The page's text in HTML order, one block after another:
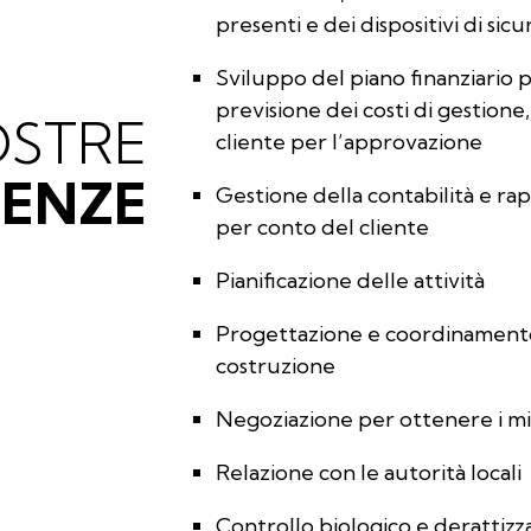
presenti e dei dispositivi di
Sviluppo del piano finanziario
previsione dei costi di
cliente per l’approvazione
Gestione della contabilità e
per conto del cliente
Pianificazione delle attività
Progettazione e
costruzione
Negoziazione per ottenere i
Relazione con le autorità locali
Controllo biologico e